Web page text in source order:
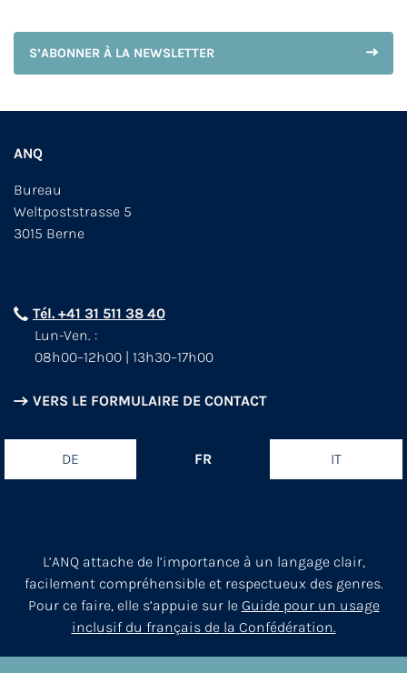
S’ABONNER À LA NEWSLETTER
ANQ
Bureau
Weltpoststrasse 5
3015 Berne
Tél. +41 31 511 38 40
Lun-Ven. :
08h00–12h00 | 13h30–17h00
VERS LE FORMULAIRE DE CONTACT
DE FR IT
L’ANQ attache de l’importance à un langage clair,
facilement compréhensible et respectueux des genres.
Pour ce faire, elle s’appuie sur le Guide pour un usage
inclusif du français de la Confédération.